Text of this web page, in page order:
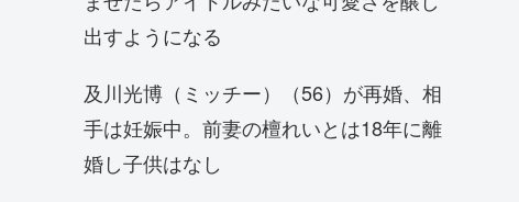
出すようになる
及川光博（ミッチー）（56）が再婚、相
手は妊娠中。前妻の檀れいとは18年に離
婚し子供はなし